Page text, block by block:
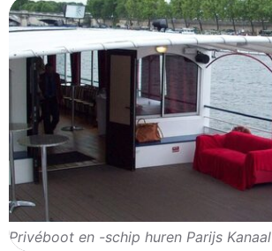
Privéboot en -schip huren Parijs Kanaal